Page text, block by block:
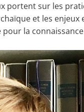
portent sur les
et les enjeux
la